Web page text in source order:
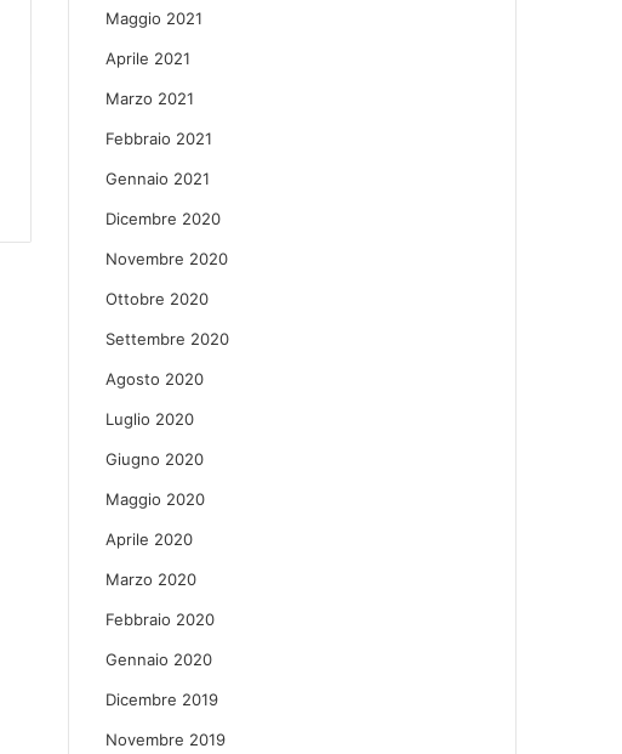
Maggio 2021
Aprile 2021
Marzo 2021
Febbraio 2021
Gennaio 2021
Dicembre 2020
Novembre 2020
Ottobre 2020
Settembre 2020
Agosto 2020
Luglio 2020
Giugno 2020
Maggio 2020
Aprile 2020
Marzo 2020
Febbraio 2020
Gennaio 2020
Dicembre 2019
Novembre 2019